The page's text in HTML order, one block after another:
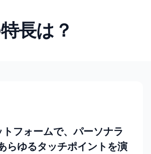
長は？
フォームで、パーソナラ
らゆるタッチポイントを演